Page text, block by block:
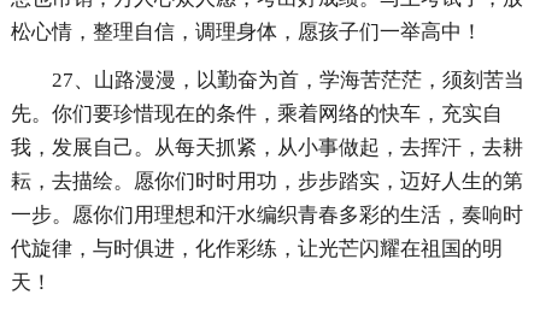
松心情，整理自信，调理身体，愿孩子们一举高中！
27、山路漫漫，以勤奋为首，学海苦茫茫，须刻苦当
先。你们要珍惜现在的条件，乘着网络的快车，充实自
我，发展自己。从每天抓紧，从小事做起，去挥汗，去耕
耘，去描绘。愿你们时时用功，步步踏实，迈好人生的第
一步。愿你们用理想和汗水编织青春多彩的生活，奏响时
代旋律，与时俱进，化作彩练，让光芒闪耀在祖国的明
天！